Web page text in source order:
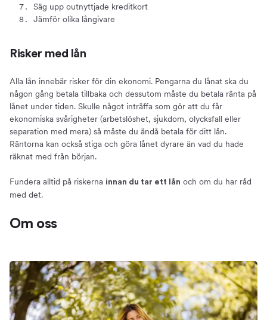
Säg upp outnyttjade kreditkort
Jämför olika långivare
Risker med lån
Alla lån innebär risker för din ekonomi. Pengarna du lånat ska du
någon gång betala tillbaka och dessutom måste du betala ränta på
lånet under tiden. Skulle något inträffa som gör att du får
ekonomiska svårigheter (arbetslöshet, sjukdom, olycksfall eller
separation med mera) så måste du ändå betala för ditt lån.
Räntorna kan också stiga och göra lånet dyrare än vad du hade
räknat med från början.
Fundera alltid på riskerna innan du tar ett lån och om du har råd
med det.
Om oss